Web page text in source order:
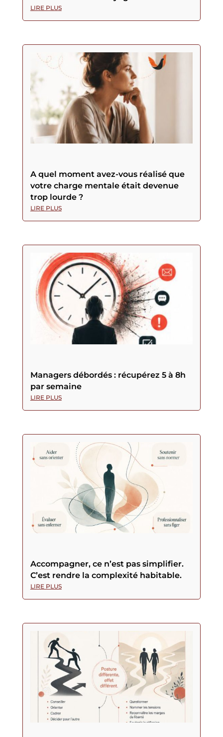
LIRE PLUS
A quel moment avez-vous réalisé que
votre charge mentale était devenue
trop lourde ?
LIRE PLUS
Managers débordés : récupérez 5 à 8h
par semaine
LIRE PLUS
Accompagner, ce n’est pas simplifier.
C’est rendre la complexité habitable.
LIRE PLUS